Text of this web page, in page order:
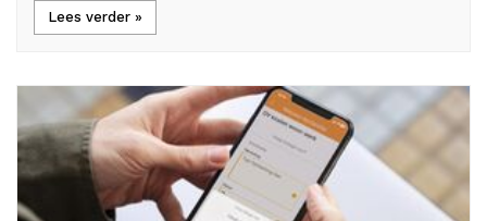
Lees verder »